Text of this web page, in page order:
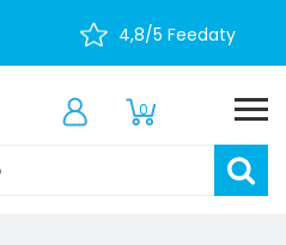
4,8/5 Feedaty
0